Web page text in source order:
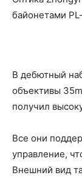
байонетами
В дебютный
объективы
получил
Все они
управление,
Внешний вид